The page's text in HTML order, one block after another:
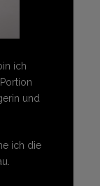
ich
und
ich die